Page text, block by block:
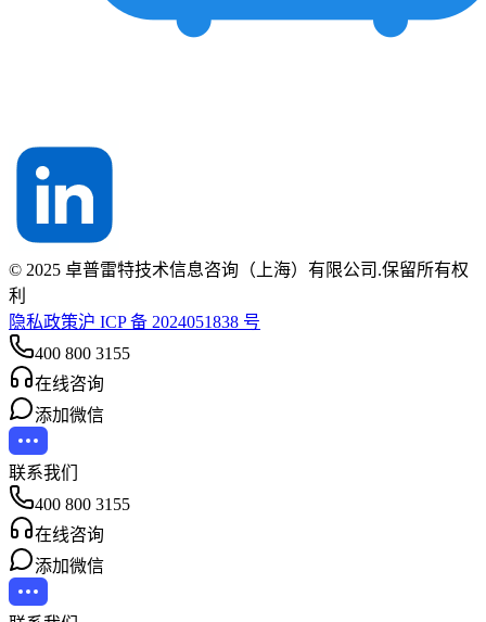
© 2025 卓普雷特技术信息咨询（上海）有限公司.保留所有权
利
隐私政策沪 ICP 备 2024051838 号
400 800 3155
在线咨询
添加微信
联系我们
400 800 3155
在线咨询
添加微信